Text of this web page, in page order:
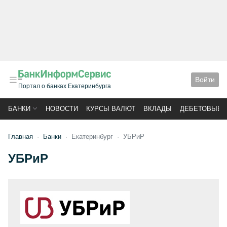
Портал о банках Екатеринбурга
Войти
БАНКИ НОВОСТИ КУРСЫ ВАЛЮТ ВКЛАДЫ ДЕБЕТОВЫЕ
Главная Банки Екатеринбург УБРиР
УБРиР